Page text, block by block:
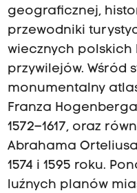
geograficznej,
przewodniki
wiecznych polskich
przywilejów. Wśród
monumentalny
Franza
1572–1617, oraz
Abrahama
1574 i 1595 roku.
luźnych planów